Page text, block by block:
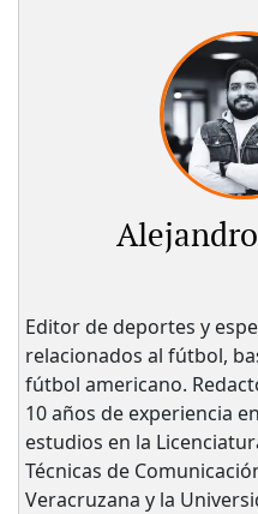
Editor de deportes y
relacionados al fútbol,
fútbol americano.
10 años de experiencia
estudios en la
Técnicas de
Veracruzana y la